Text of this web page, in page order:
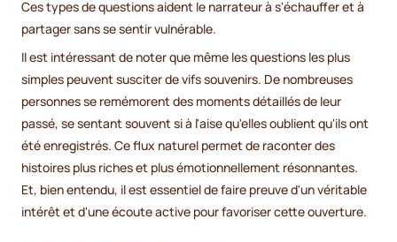
Ces types de questions aident le narrateur à s'échauffer et à
partager sans se sentir vulnérable.
Il est intéressant de noter que même les questions les plus
simples peuvent susciter de vifs souvenirs. De nombreuses
personnes se remémorent des moments détaillés de leur
passé, se sentant souvent si à l'aise qu'elles oublient qu'ils ont
été enregistrés. Ce flux naturel permet de raconter des
histoires plus riches et plus émotionnellement résonnantes.
Et, bien entendu, il est essentiel de faire preuve d'un véritable
intérêt et d'une écoute active pour favoriser cette ouverture.